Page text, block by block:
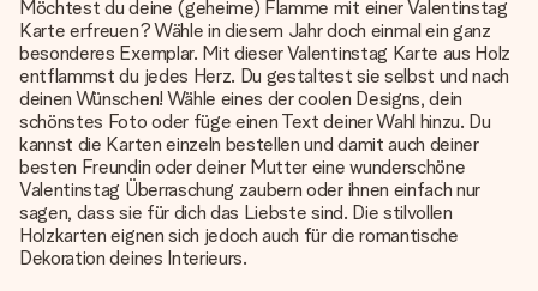
Möchtest du deine (geheime) Flamme mit einer Valentinstag
Karte erfreuen? Wähle in diesem Jahr doch einmal ein ganz
besonderes Exemplar. Mit dieser Valentinstag Karte aus Holz
entflammst du jedes Herz. Du gestaltest sie selbst und nach
deinen Wünschen! Wähle eines der coolen Designs, dein
schönstes Foto oder füge einen Text deiner Wahl hinzu. Du
kannst die Karten einzeln bestellen und damit auch deiner
besten Freundin oder deiner Mutter eine wunderschöne
Valentinstag Überraschung zaubern oder ihnen einfach nur
sagen, dass sie für dich das Liebste sind. Die stilvollen
Holzkarten eignen sich jedoch auch für die romantische
Dekoration deines Interieurs.